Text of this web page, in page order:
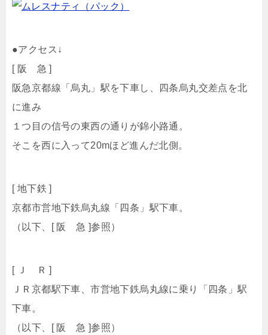
●アクセス↓
[ 阪 急 ]
阪急京都線「烏丸」駅を下車し、四条烏丸交差点を北
に進み
１つ目の信号の東西の通りが錦小路通。
そこを西に入って20mほど進んだ北側。
[ 地下鉄 ]
京都市営地下鉄烏丸線「四条」駅下車。
（以下、[ 阪 急 ]参照）
[ Ｊ Ｒ ]
ＪＲ京都駅下車、市営地下鉄烏丸線に乗り「四条」駅
下車。
（以下、[ 阪 急 ]参照）